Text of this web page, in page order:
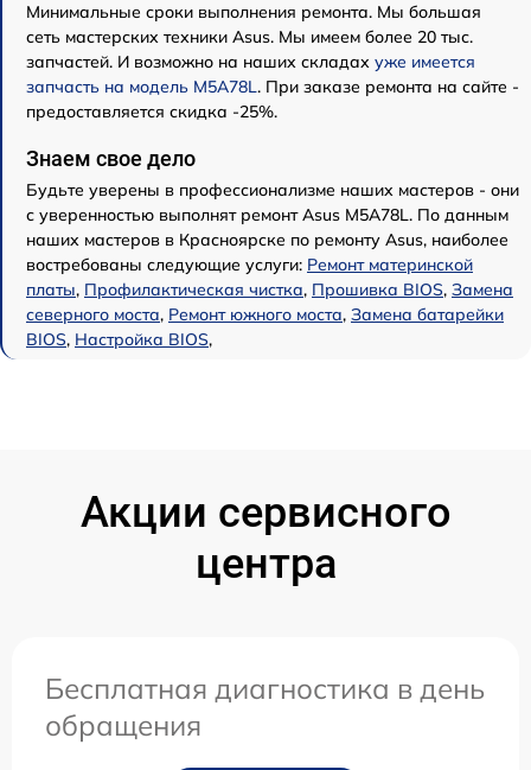
Минимальные сроки выполнения ремонта. Мы большая
сеть мастерских техники Asus. Мы имеем более 20 тыс.
запчастей. И возможно на наших складах уже имеется
запчасть на модель M5A78L. При заказе ремонта на сайте -
предоставляется скидка -25%.
Знаем свое дело
Будьте уверены в профессионализме наших мастеров - они
с уверенностью выполнят ремонт Asus M5A78L. По данным
наших мастеров в Красноярске по ремонту Asus, наиболее
востребованы следующие услуги: Ремонт материнской
платы, Профилактическая чистка, Прошивка BIOS, Замена
северного моста, Ремонт южного моста, Замена батарейки
BIOS, Настройка BIOS,
Акции сервисного
центра
Бесплатная диагностика в день
обращения